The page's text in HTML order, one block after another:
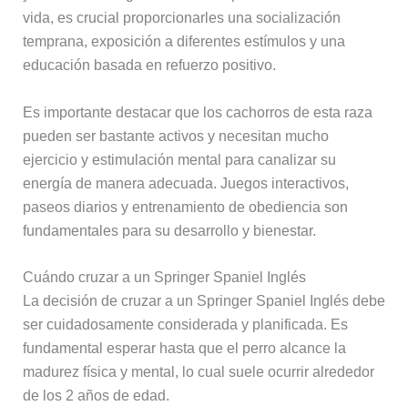
vida, es crucial proporcionarles una socialización
temprana, exposición a diferentes estímulos y una
educación basada en refuerzo positivo.
Es importante destacar que los cachorros de esta raza
pueden ser bastante activos y necesitan mucho
ejercicio y estimulación mental para canalizar su
energía de manera adecuada. Juegos interactivos,
paseos diarios y entrenamiento de obediencia son
fundamentales para su desarrollo y bienestar.
Cuándo cruzar a un Springer Spaniel Inglés
La decisión de cruzar a un Springer Spaniel Inglés debe
ser cuidadosamente considerada y planificada. Es
fundamental esperar hasta que el perro alcance la
madurez física y mental, lo cual suele ocurrir alrededor
de los 2 años de edad.